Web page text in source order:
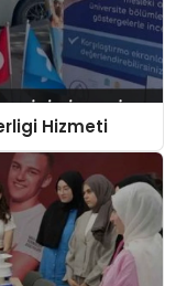
Hizmeti